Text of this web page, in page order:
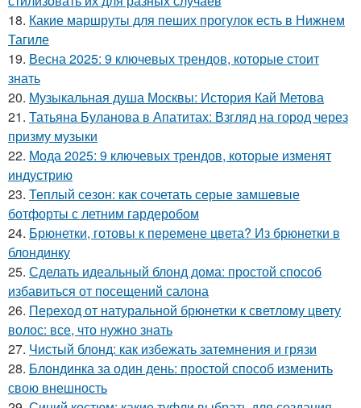
18. Какие маршруты для пеших прогулок есть в Нижнем
Тагиле
19. Весна 2025: 9 ключевых трендов, которые стоит
знать
20. Музыкальная душа Москвы: История Кай Метова
21. Татьяна Буланова в Апатитах: Взгляд на город через
призму музыки
22. Мода 2025: 9 ключевых трендов, которые изменят
индустрию
23. Теплый сезон: как сочетать серые замшевые
ботфорты с летним гардеробом
24. Брюнетки, готовы к перемене цвета? Из брюнетки в
блондинку
25. Сделать идеальный блонд дома: простой способ
избавиться от посещений салона
26. Переход от натуральной брюнетки к светлому цвету
волос: все, что нужно знать
27. Чистый блонд: как избежать затемнения и грязи
28. Блондинка за один день: простой способ изменить
свою внешность